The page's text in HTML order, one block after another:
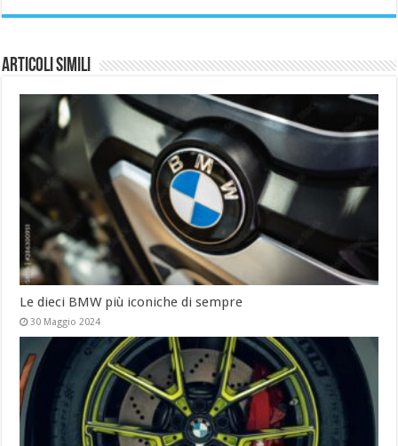
Articoli simili
Le dieci BMW più iconiche di sempre
30 Maggio 2024